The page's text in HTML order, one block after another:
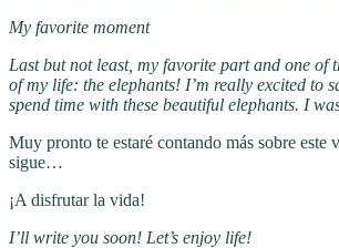
My favorite moment
Last but not least, my favorite part and one of
of my life: the elephants! I’m really excited to
spend time with these beautiful elephants. I
Muy pronto te estaré contando más sobre este
sigue…
¡A disfrutar la vida!
I’ll write you soon! Let’s enjoy life!